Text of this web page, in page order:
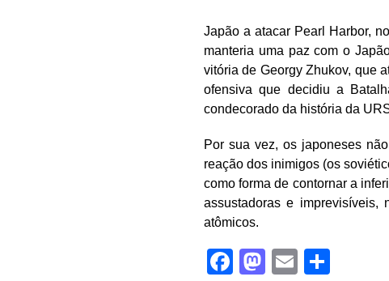
Japão a atacar Pearl Harbor,
manteria uma paz com o
vitória de Georgy Zhukov, que
ofensiva que decidiu a
condecorado da história da
Por sua vez, os japoneses
reação dos inimigos (os
como forma de contornar a
assustadoras e
atômicos.
Facebook
Mastodon
Email